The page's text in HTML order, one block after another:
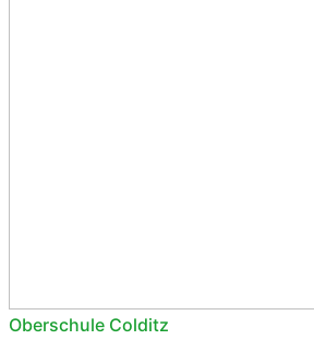
Oberschule Colditz